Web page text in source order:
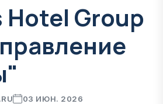
Hotel Group
03 ИЮН. 2026